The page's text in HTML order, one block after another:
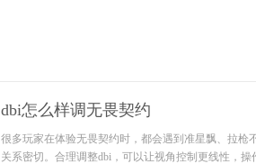
dbi怎么样调无畏契约
很多玩家在体验无畏契约时，都会遇到准星飘、拉枪
关系密切。合理调整dbi，可以让视角控制更线性，